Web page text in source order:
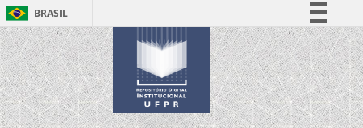
BRASIL
Simplifique!
Comunica BR
Participe
Acesso à informação